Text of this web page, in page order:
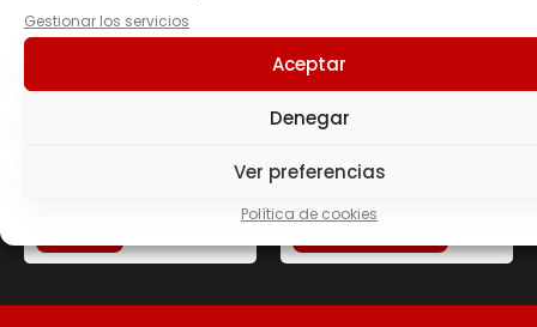
Gestionar los servicios
Aceptar
Denegar
Ver preferencias
Política de cookies
STEVIA 500 GR
13.10€